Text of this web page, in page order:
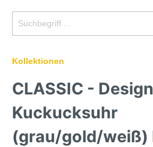
Kollektionen
CLASSIC - Design
Kuckucksuhr
(grau/gold/weiß)